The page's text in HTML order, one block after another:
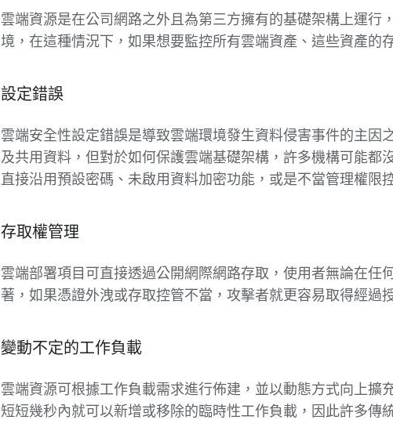
雲端資源是在公司網路之外且為第三方擁有的基礎架構上運
境，在這種情況下，如果想要監控所有雲端資產、這些資產的
設定錯誤
雲端安全性設定錯誤是導致雲端環境發生資料侵害事件的主
及共用資料，但對於如何保護雲端基礎架構，許多機構可能
直接沿用預設密碼、未啟用資料加密功能，或是不當管理權限
存取權管理
雲端部署項目可直接透過公開網際網路存取，使用者無論在
著，如果憑證外洩或存取控管不當，攻擊者就更容易取得經過
變動不定的工作負載
雲端資源可根據工作負載需求進行佈建，並以動態方式向上
短短幾秒內就可以新增或移除的臨時性工作負載，因此許多傳